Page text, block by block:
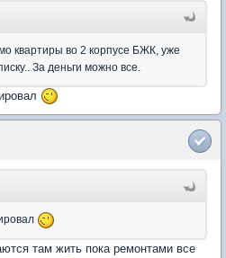
квартиры во 2 корпусе БЖК, уже
За деньги можно все.
там жить пока ремонтами все